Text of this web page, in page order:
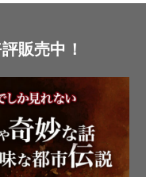
販売中！